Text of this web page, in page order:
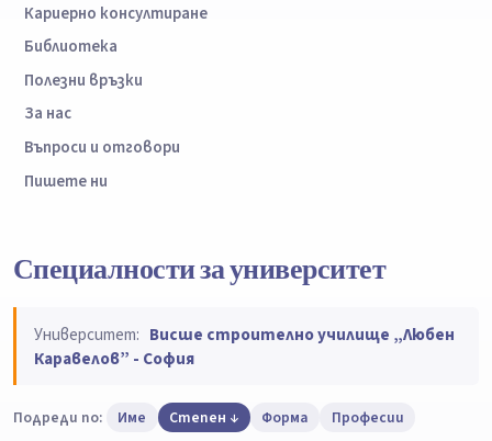
Кариерно консултиране
Библиотека
Полезни връзки
За нас
Въпроси и отговори
Пишете ни
Специалности за университет
Университет: Висше строително училище „Любен
Каравелов” - София
Подреди по: Име Степен Форма Професии